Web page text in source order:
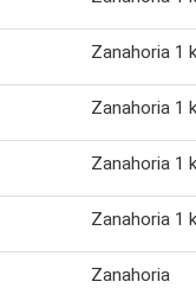
Zanahoria 1
Zanahoria 1
Zanahoria 1
Zanahoria 1
Zanahoria